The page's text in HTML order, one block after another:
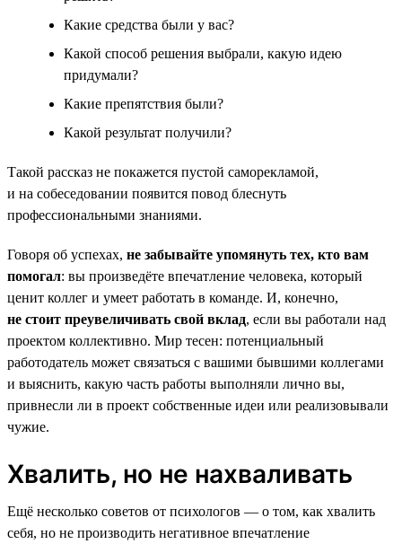
Какие средства были у вас?
Какой способ решения выбрали, какую идею
придумали?
Какие препятствия были?
Какой результат получили?
Такой рассказ не покажется пустой саморекламой,
и на собеседовании появится повод блеснуть
профессиональными знаниями.
Говоря об успехах, не забывайте упомянуть тех, кто вам
помогал: вы произведёте впечатление человека, который
ценит коллег и умеет работать в команде. И, конечно,
не стоит преувеличивать свой вклад, если вы работали над
проектом коллективно. Мир тесен: потенциальный
работодатель может связаться с вашими бывшими коллегами
и выяснить, какую часть работы выполняли лично вы,
привнесли ли в проект собственные идеи или реализовывали
чужие.
Хвалить, но не нахваливать
Ещё несколько советов от психологов — о том, как хвалить
себя, но не производить негативное впечатление